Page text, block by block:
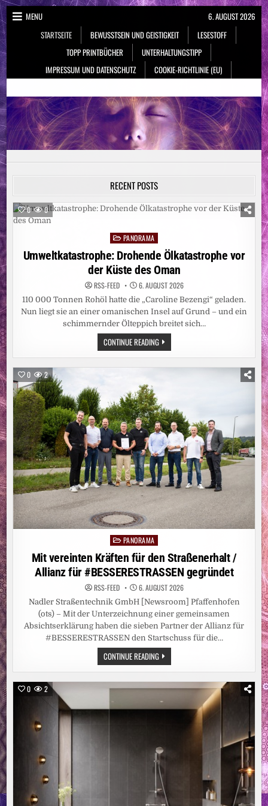
Skip
to
content
MENU
STARTSEITE
BEWUSSTSEIN UND GEISTIGKEIT
LESESTOFF
TOPP PRINTBÜCHER
UNTERHALTUNGSTIPP
IMPRESSUM UND DATENSCHUTZ
COOKIE-RICHTLINIE (EU)
6. AUGUST 2026
NeueSpiritualität.de
RECENT POSTS
0 0
Posted
in
PANORAMA
Umweltkatastrophe: Drohende Ölkatastrophe vor
der Küste des Oman
RSS-FEED 6. AUGUST 2026
110 000 Tonnen Rohöl hatte die „Caroline Bezengi“ geladen.
Nun liegt sie an einer omanischen Insel auf Grund – und ein
schimmernder Ölteppich breitet sich…
CONTINUE READINGUMWELTKATASTROPHE:
DROHENDE
ÖLKATASTROPHE
0 2
Posted
in
PANORAMA
Mit vereinten Kräften für den Straßenerhalt /
Allianz für #BESSERESTRASSEN gegründet
RSS-FEED 6. AUGUST 2026
Nadler Straßentechnik GmbH [Newsroom] Pfaffenhofen
(ots) – Mit der Unterzeichnung einer gemeinsamen
Absichtserklärung haben die sieben Partner der Allianz für
#BESSERESTRASSEN den Startschuss für die…
CONTINUE READINGMIT
VEREINTEN
KRÄFTEN
DEN
A
LLIANZ F
BESSERESTRASSEN G
0 2